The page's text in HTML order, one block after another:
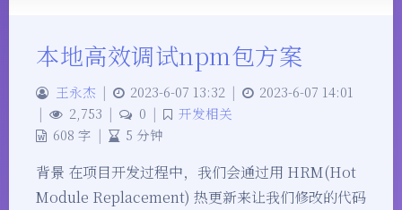
本地高效调试npm包方案
王永杰 | 2023-6-07 13:32 |
2023-6-07 14:01
|
2,753 | 0 |
开发相关
608 字 | 5 分钟
背景 在项目开发过程中，我们会通过用 HRM(Hot
Module Replacement) 热更新来让我们修改的代码